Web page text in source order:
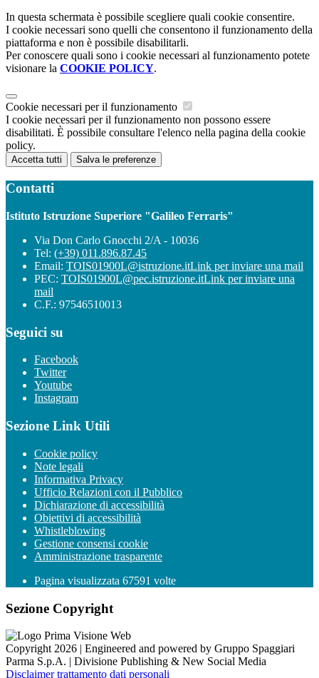
In questa schermata è possibile scegliere quali cookie consentire.
I cookie necessari sono quelli che consentono il funzionamento della
piattaforma e non è possibile disabilitarli.
Per conoscere quali sono i cookie necessari al funzionamento potete
visionare la COOKIE POLICY.
Cookie necessari per il funzionamento
I cookie necessari per il funzionamento non possono essere
disabilitati. È possibile consultare l'elenco nella pagina della cookie
policy.
Accetta tutti Salva le preferenze
Contatti
Istituto Istruzione Superiore "Galileo Ferraris"
Via Don Carlo Gnocchi 2/A - 10036
Tel: (+39) 011.896.87.45
Email: TOIS01900L@istruzione.itLink per inviare una mail
PEC: TOIS01900L@pec.istruzione.itLink per inviare una
mail
C.F.: 97546510013
Seguici su
Facebook
Twitter
Youtube
Instagram
Sezione Link Utili
Cookie policy
Note legali
Informativa Privacy
Ufficio Relazioni con il Pubblico
Dichiarazione di accessibilità
Obiettivi di accessibilità
Whistleblowing
Gestione consensi cookie
Amministrazione trasparente
Pagina visualizzata 67591 volte
Sezione Copyright
Copyright 2026 | Engineered and powered by Gruppo Spaggiari
Parma S.p.A. | Divisione Publishing & New Social Media
Disclaimer trattamento dati personali